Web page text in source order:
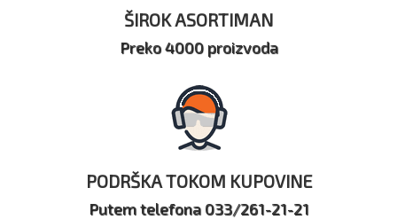
ŠIROK ASORTIMAN
Preko 4000 proizvoda
PODRŠKA TOKOM KUPOVINE
Putem telefona 033/261-21-21